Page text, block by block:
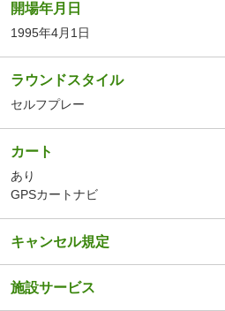
開場年月日
1995年4月1日
ラウンドスタイル
セルフプレー
カート
あり
GPSカートナビ
キャンセル規定
施設サービス